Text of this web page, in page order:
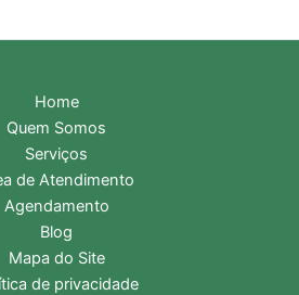
Home
Quem Somos
Serviços
de Atendimento
Agendamento
Blog
Mapa do Site
de privacidade